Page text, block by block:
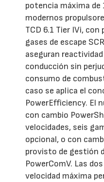
potencia máxima de
modernos
TCD 6.1 Tier IVi,
gases de escape
aseguran
conducción sin
consumo de
caso se aplica el
PowerEfficiency. El
con cambio
velocidades, seis
opcional, o con
provisto de gestión
PowerComV. Las
velocidad máxima